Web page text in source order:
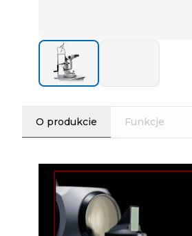
O produkcie Funkcje